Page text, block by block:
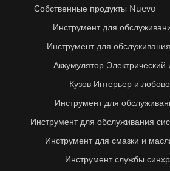
Собственные продукты Nuevo
Инструмент для
Инструмент для
Аккумулятор Электрический
Кузов Интерьер и
Инструмент для
Инструмент для обслуживания
Инструмент для смазки и
Инструмент службы